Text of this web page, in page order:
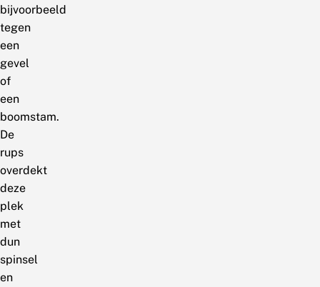
bijvoorbeeld
tegen
een
gevel
of
een
boomstam.
De
rups
overdekt
deze
plek
met
dun
spinsel
en